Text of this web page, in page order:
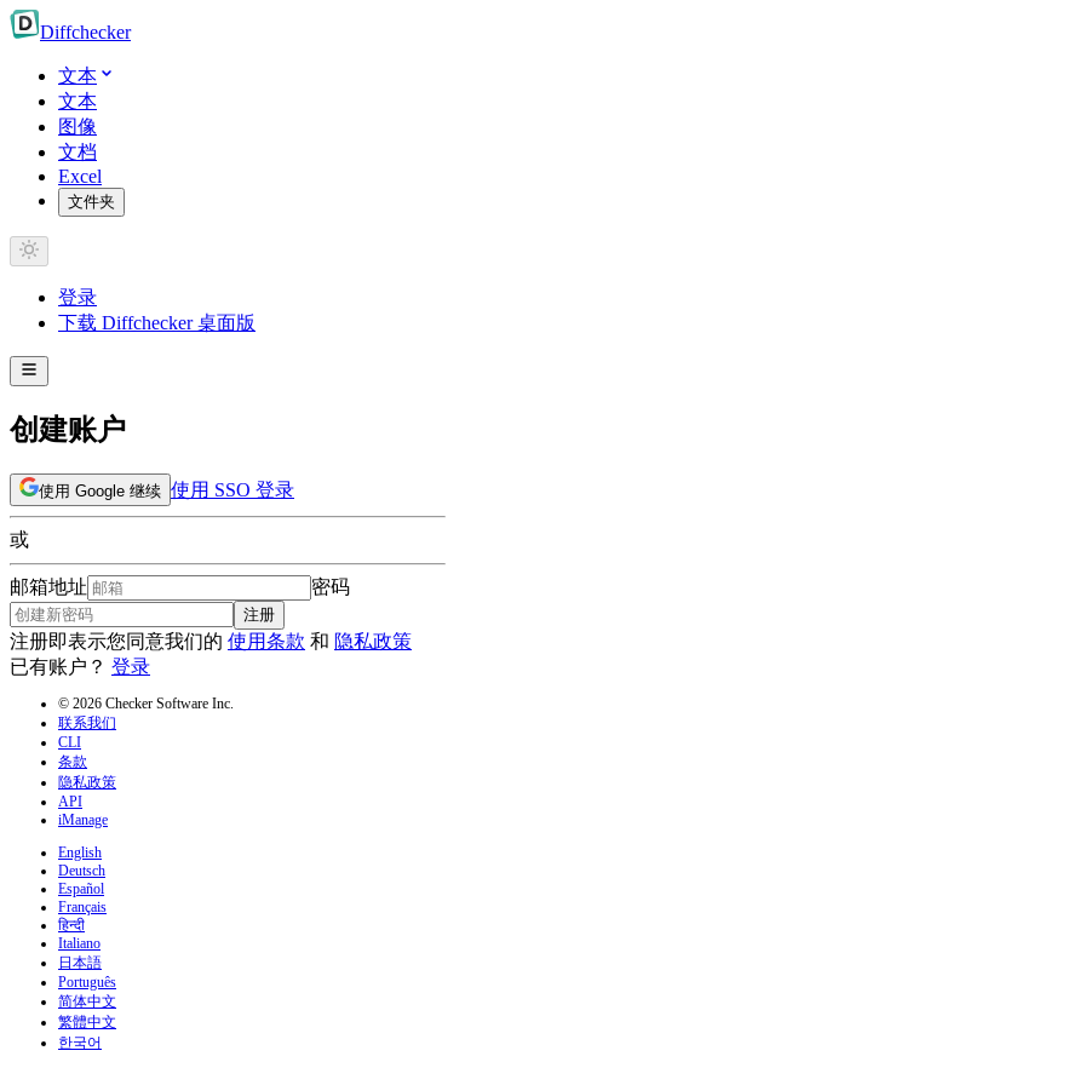
Diffchecker
文本
文本
图像
文档
Excel
文件夹
登录
下载 Diffchecker 桌面版
创建账户
使用 Google 继续 使用 SSO 登录
或
邮箱地址 密码
注册
注册即表示您同意我们的 使用条款 和 隐私政策
已有账户？ 登录
© 2026 Checker Software Inc.
联系我们
CLI
条款
隐私政策
API
iManage
English
Deutsch
Español
Français
हिन्दी
Italiano
日本語
Português
简体中文
繁體中文
한국어